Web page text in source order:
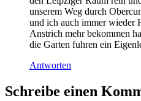
unserem Weg durch
und ich auch immer wieder
Anstrich mehr bekommen
die Garten fuhren ein
Antworten
Schreibe einen